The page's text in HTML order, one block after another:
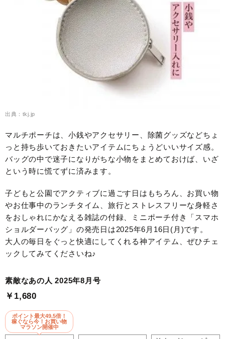
出典：tkj.jp
マルチポーチは、小銭やアクセサリー、除菌グッズなどちょ
っと持ち歩いておきたいアイテムにちょうどいいサイズ感。
バッグの中で迷子になりがちな小物をまとめておけば、いざ
という時に慌てずに済みます。
子どもと公園でアクティブに過ごす日はもちろん、お買い物
やお仕事中のランチタイム、旅行とストレスフリーな身軽さ
をおしゃれにかなえる雑誌の付録、ミニポーチ付き「スマホ
ショルダーバッグ」の発売日は2025年6月16日(月)です。
大人の毎日をぐっと快適にしてくれる神アイテム、ぜひチェ
ックしてみてくださいね♪
素敵なあの人 2025年8月号
￥1,680
ポイント最大49.5倍！
稼ぐなら今！お買い物
マラソン開催中